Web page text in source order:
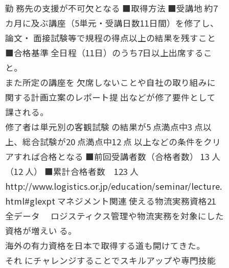
勤 務先の支援が不可欠となる ■取得方法 ■受講地 約7
カ月に及ぶ講座（5単元・受講日数11日間）を修了し、
論文・ 面接試験等で規程の得点以上の結果を残すこと
■合格基準 全日程（11日）のうち7日以上出席するこ
と。
また所定の講座を 欠席しないことや自社の取り組みに
関する計画立案のレポート提 出などが修了要件として
課される。
修了者は単元別の客観試験 の結果が5 点満点中3 点以
上、総合試験が20 点満点中12 点 以上などの条件をクリ
アすれば合格となる ■前回受講者数（合格者数） 13 人
（12 人） ■累計合格者数 123 人
http://www.logistics.or.jp/education/seminar/lecture.
html#glexpt マネジメント関連 使える物流実務資格21
全データ ロジスティクス管理や物流実務を対象にした
資格が増えい る。
海外の有力資格を日本で取得する道も開けてきた。
それ にチャレンジすることでスキルアップや専門技能